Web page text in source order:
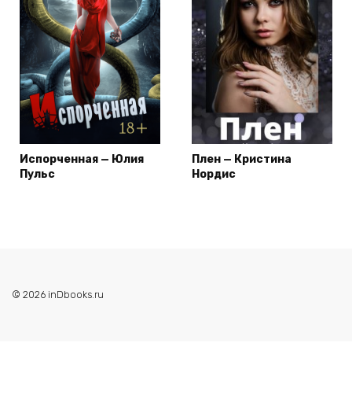
Испорченная — Юлия
Пульс
Плен — Кристина
Нордис
© 2026 inDbooks.ru